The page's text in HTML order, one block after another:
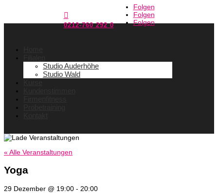

0212-760 292 0
Folgen
Folgen
Folgen
Studio Auderhöhe
Studio Wald
« Alle Veranstaltungen
Yoga
29 Dezember @ 19:00 - 20:00